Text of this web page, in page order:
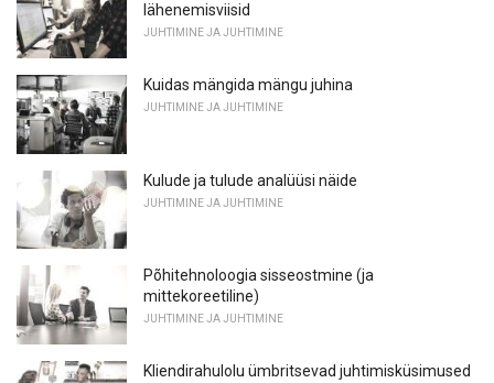
lähenemisviisid
JUHTIMINE JA JUHTIMINE
Kuidas mängida mängu juhina
JUHTIMINE JA JUHTIMINE
Kulude ja tulude analüüsi näide
JUHTIMINE JA JUHTIMINE
Põhitehnoloogia sisseostmine (ja
mittekoreetiline)
JUHTIMINE JA JUHTIMINE
Kliendirahulolu ümbritsevad juhtimisküsimused